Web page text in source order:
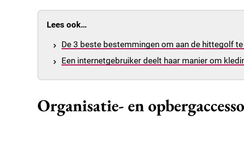
Lees ook…
De 3 beste bestemmingen om aan de hittegolf
Een internetgebruiker deelt haar manier om
Organisatie- en